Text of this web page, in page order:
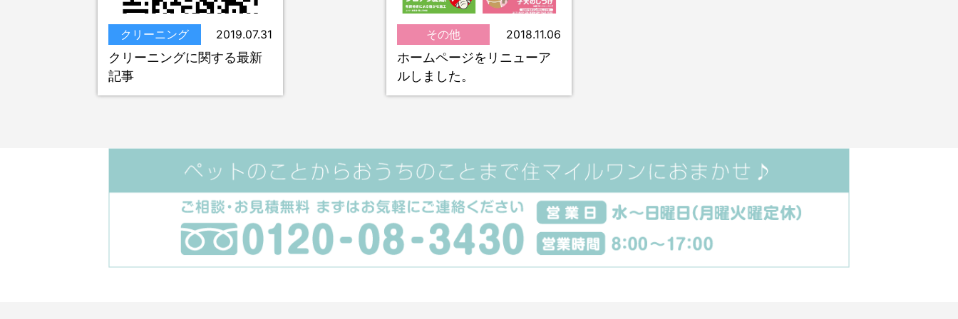
クリーニング 2019.07.31
クリーニングに関する最新
記事
その他 2018.11.06
ホームページをリニューア
ルしました。